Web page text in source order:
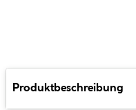
Produktbeschreibung